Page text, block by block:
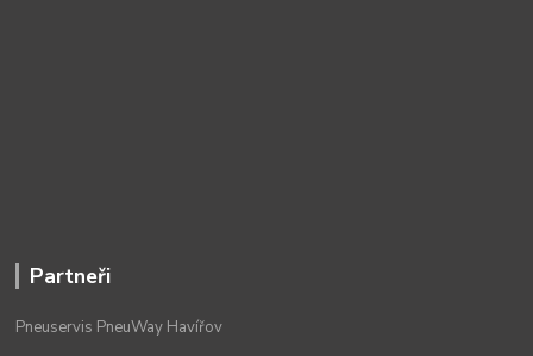
Partneři
Pneuservis PneuWay Havířov